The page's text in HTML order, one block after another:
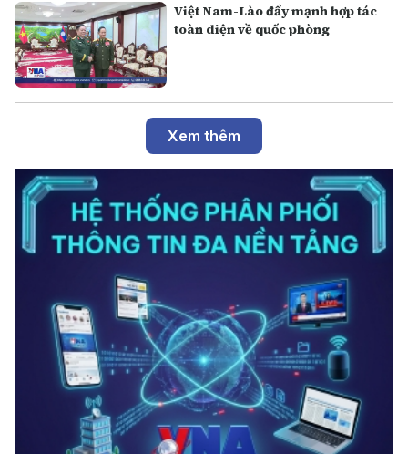
Việt Nam-Lào đẩy mạnh hợp tác
toàn diện về quốc phòng
Xem thêm